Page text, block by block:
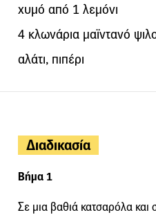
χυμό από 1 λεμόνι
4 κλωνάρια μαϊντανό
αλάτι, πιπέρι
Διαδικασία
Βήμα 1
Σε μια βαθιά κατσαρόλα και